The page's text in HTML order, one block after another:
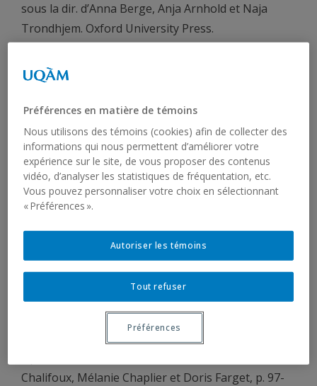
sous la dir. d’Anna Berge, Anja Arnhold et Naja
Trondhjem. Oxford University Press.
Agreement in Inuktut. Dans
Arnhold et Naja Trondhjem. Oxford University
Press.
Compton, Richard et Tom Leu (à paraitre).
Adjacency and Linearization in Distributed
Morphology. Dans
Morphology, sous la dir. d’Artemis Alexiadou, Ruth
Kramer, Alec Marantz et Isabel Oltra-Massuet.
Cambridge University Press. (36 pages)
Compton, Richard (2025). Les langues autochtones
sont-elles des « langues imagées » ? Dans
interdisciplinaires en études autochtones : traditions,
Chalifoux, Mélanie Chaplier et Doris Farget, p. 97-
Préférences en matière de témoins
Nous utilisons des témoins (cookies) afin de collecter des
informations qui nous permettent d’améliorer votre
expérience sur le site, de vous proposer des contenus
vidéo, d’analyser les statistiques de fréquentation, etc.
Vous pouvez personnaliser votre choix en sélectionnant
« Préférences ».
Tout refuser
Autoriser les témoins
Préférences